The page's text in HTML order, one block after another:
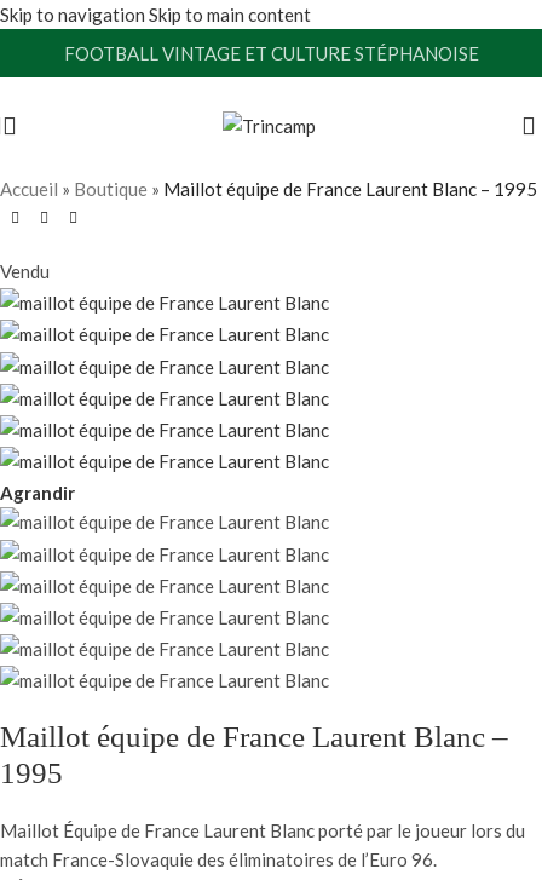
Skip to navigation Skip to main content
FOOTBALL VINTAGE ET CULTURE STÉPHANOISE
Accueil » Boutique » Maillot équipe de France Laurent Blanc – 1995
Vendu
Agrandir
Maillot équipe de France Laurent Blanc –
1995
Maillot Équipe de France Laurent Blanc porté par le joueur lors du
match France-Slovaquie des éliminatoires de l’Euro 96.